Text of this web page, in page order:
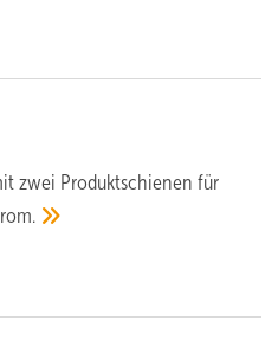
zwei Produktschienen für